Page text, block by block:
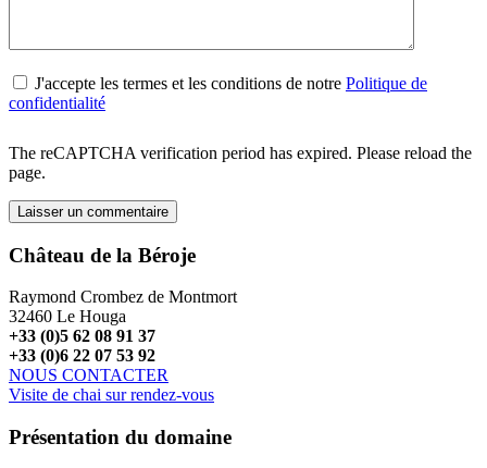
J'accepte les termes et les conditions de notre Politique de
confidentialité
The reCAPTCHA verification period has expired. Please reload the
page.
Château de la Béroje
Raymond Crombez de Montmort
32460 Le Houga
+33 (0)5 62 08 91 37
+33 (0)6 22 07 53 92
NOUS CONTACTER
Visite de chai sur rendez-vous
Présentation du domaine